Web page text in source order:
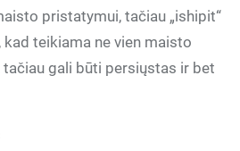
pristatymui, tačiau „ishipit“
teikiama ne vien maisto
gali būti persiųstas ir bet